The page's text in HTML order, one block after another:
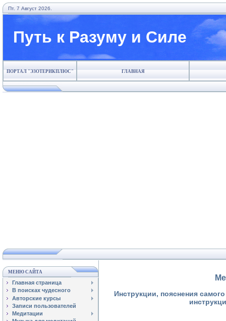
Пт. 7 Август 2026.
Путь к Разуму и Силе
ПОРТАЛ "ЭЗОТЕРИКПЛЮС" ГЛАВНАЯ
МЕНЮ САЙТА
Главная страница
В поисках чудесного
Авторские курсы
Записи пользователей
Медитации
Инструкции, пояснения